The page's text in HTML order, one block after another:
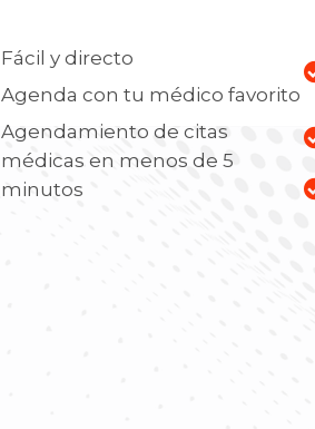
Fácil y directo
Agenda con tu médico favorito
Agendamiento de citas
médicas en menos de 5
minutos